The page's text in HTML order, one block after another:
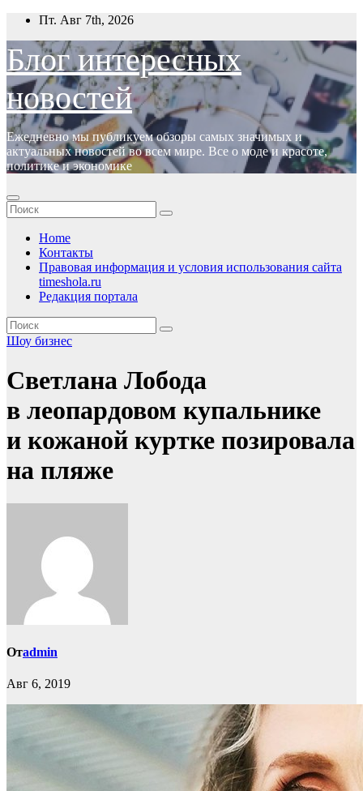
Перейти
содержимому
Пт. Авг 7th, 2026
Блог интересных
новостей
Ежедневно мы публикуем обзоры самых значимых и
актуальных новостей во всем мире. Все о моде и красоте,
политике и экономике
Home
Контакты
Правовая информация и условия использования сайта
timeshola.ru
Редакция портала
Шоу бизнес
Светлана Лобода
в леопардовом купальнике
и кожаной куртке позировала
на пляже
Отadmin
Авг 6, 2019